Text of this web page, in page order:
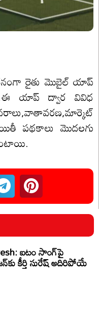
రైతు మొబైల్ యాప్
యాప్ ద్వార వివిధ
పథకాలు మొదలగు
ఐటం సాంగ్‌పై
కీర్తి సురేష్ అదిరిపోయే